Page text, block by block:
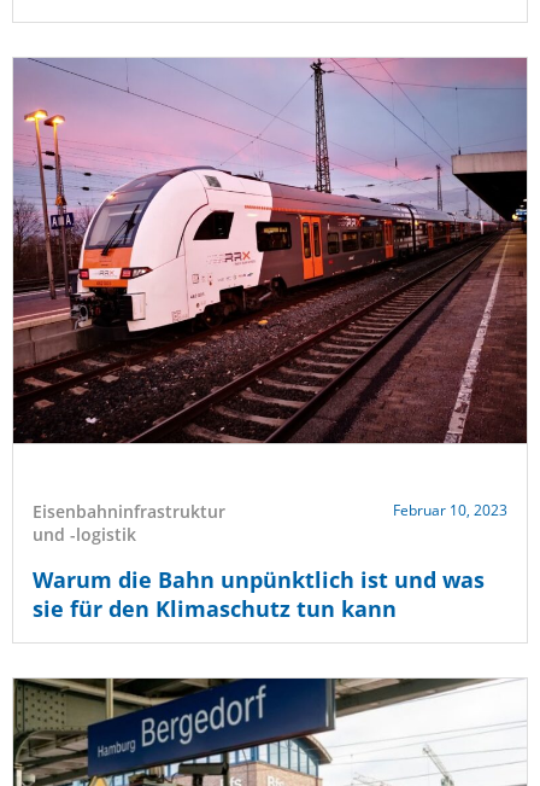
Eisenbahninfrastruktur
und -logistik
Februar 10, 2023
Warum die Bahn unpünktlich ist und was
sie für den Klimaschutz tun kann